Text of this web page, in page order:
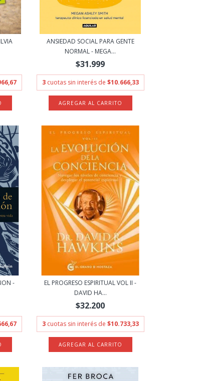
ANSIEDAD SOCIAL PARA GENTE
NORMAL - MEGA...
$31.999
3 cuotas sin interés de $10.666,33
-
EL PROGRESO ESPIRITUAL VOL II -
DAVID HA...
$32.200
3 cuotas sin interés de $10.733,33